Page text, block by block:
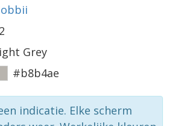
Grey
#b8b4ae
indicatie. Elke scherm